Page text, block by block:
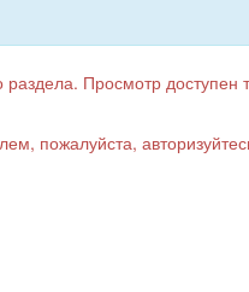
Просмотр доступен
пожалуйста,